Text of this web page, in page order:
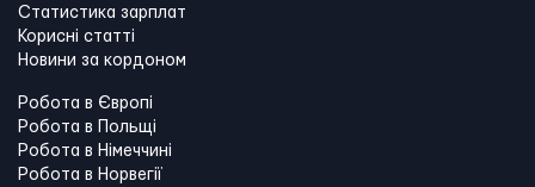
Статистика зарплат
Корисні статті
Новини за кордоном
Робота в Європі
Робота в Польщі
Робота в Німеччині
Робота в Норвегії